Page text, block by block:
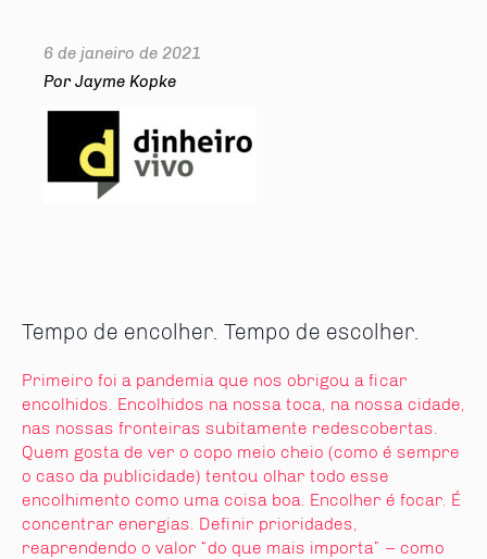
6 de janeiro de 2021
Por Jayme Kopke
Tempo de encolher. Tempo de escolher.
Primeiro foi a pandemia que nos obrigou a ficar
encolhidos. Encolhidos na nossa toca, na nossa cidade,
nas nossas fronteiras subitamente redescobertas.
Quem gosta de ver o copo meio cheio (como é sempre
o caso da publicidade) tentou olhar todo esse
encolhimento como uma coisa boa. Encolher é focar. É
concentrar energias. Definir prioridades,
reaprendendo o valor “do que mais importa” – como